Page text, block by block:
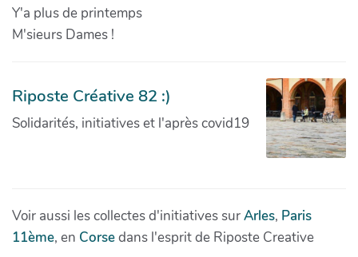
Y'a plus de printemps
M'sieurs Dames !
Riposte Créative 82 :)
Solidarités, initiatives et l'après covid19
Voir aussi les collectes d'initiatives surArles, Paris
11ème, en Corsedans l'esprit de Riposte Creative